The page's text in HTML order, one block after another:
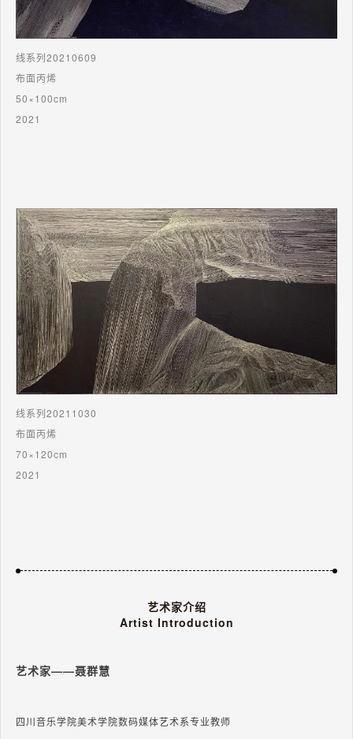
线系列20210609
布面丙烯
50×100cm
2021
线系列20211030
布面丙烯
70×120cm
2021
艺术家介绍
Artist Introduction
艺术家——聂群慧
四川音乐学院美术学院数码媒体艺术系专业教师